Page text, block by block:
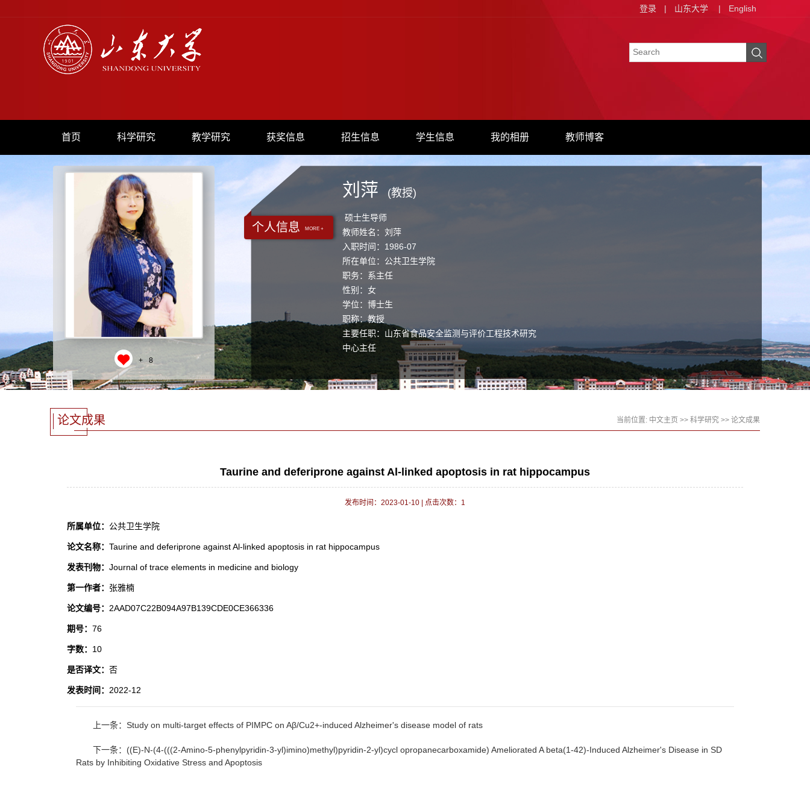
登录 | 山东大学 | English
首页 科学研究 教学研究 获奖信息 招生信息 学生信息 我的相册 教师博客
+ 8
个人信息 MORE +
刘萍 (教授)
硕士生导师
教师姓名：刘萍
入职时间：1986-07
所在单位：公共卫生学院
职务：系主任
性别：女
学位：博士生
职称：教授
主要任职：山东省食品安全监测与评价工程技术研究
中心主任
毕业院校：山东大学
论文成果 当前位置: 中文主页 >> 科学研究 >> 论文成果
Taurine and deferiprone against Al-linked apoptosis in rat hippocampus
发布时间：2023-01-10 点击次数： 1
所属单位： 公共卫生学院
论文名称： Taurine and deferiprone against Al-linked apoptosis in rat hippocampus
发表刊物： Journal of trace elements in medicine and biology
第一作者： 张雅楠
论文编号： 2AAD07C22B094A97B139CDE0CE366336
期号： 76
字数： 10
是否译文： 否
发表时间： 2022-12
上一条：Study on multi-target effects of PIMPC on Aβ/Cu2+-induced Alzheimer's disease model of rats
下一条：((E)-N-(4-(((2-Amino-5-phenylpyridin-3-yl)imino)methyl)pyridin-2-yl)cycl opropanecarboxamide) Ameliorated A beta(1-42)-Induced Alzheimer's Disease in SD
Rats by Inhibiting Oxidative Stress and Apoptosis